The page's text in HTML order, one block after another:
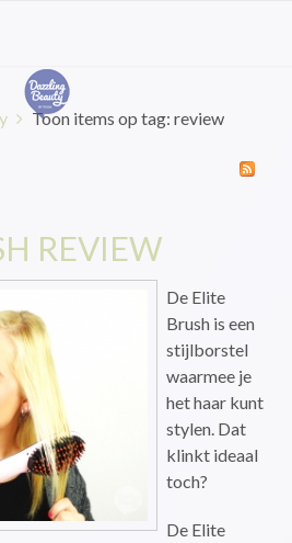
Toon items op tag: review
REVIEW
De Elite
Brush is een
stijlborstel
waarmee je
het haar kunt
stylen. Dat
klinkt ideaal
toch?
De Elite